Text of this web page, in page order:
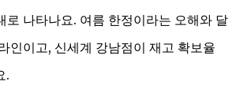
로 나타나요. 여름 한정이라는 오해와 달
인이고, 신세계 강남점이 재고 확보율
.